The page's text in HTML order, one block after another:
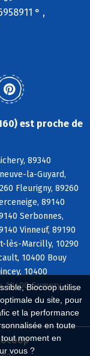
Biocoop utilise
du site, pour
et la performance
en toute
moment en
vous ?
° ,
est proche de
89340
la-Guyard,
Fleurigny, 89260
89140
Serbonnes,
Vinneuf, 89190
lès-Marcilly, 10290
10400 Bouy
10400
10400 Gumery,